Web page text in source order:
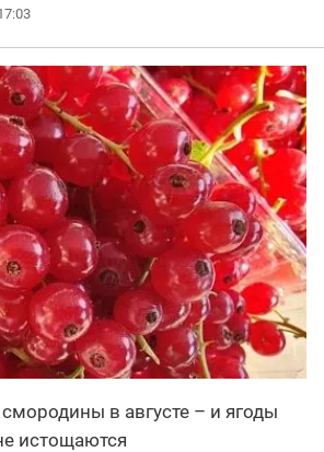
в августе – и ягоды
истощаются